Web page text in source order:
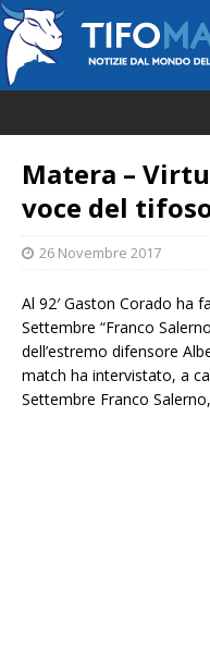
Matera –
voce del
26 Novembre 2017
Al 92′ Gaston Corado ha
Settembre “Franco
dell’estremo difensore
match ha intervistato, a
Settembre Franco